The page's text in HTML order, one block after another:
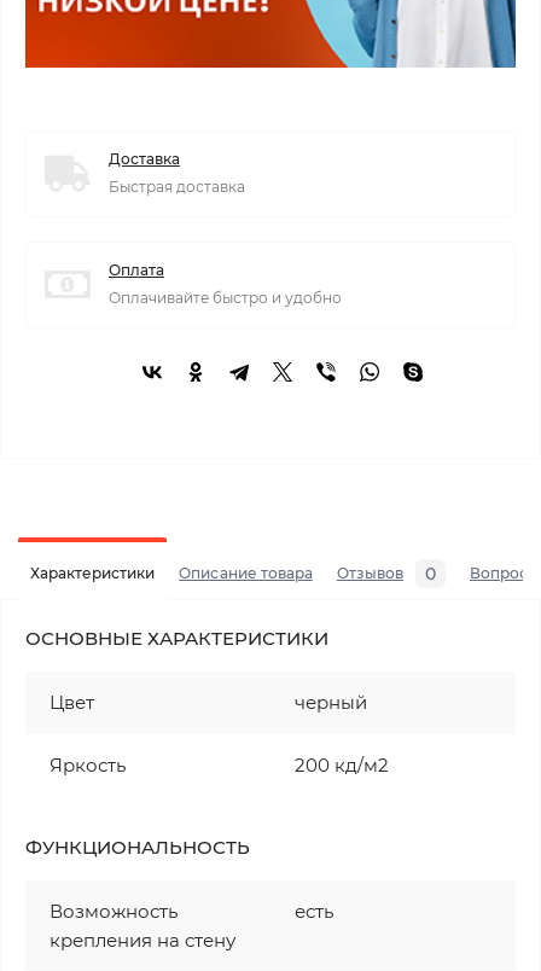
Доставка
Быстрая доставка
Оплата
Оплачивайте быстро и удобно
Характеристики Описание товара Отзывов 0 Вопросы
ОСНОВНЫЕ ХАРАКТЕРИСТИКИ
Цвет черный
Яркость 200 кд/м2
ФУНКЦИОНАЛЬНОСТЬ
Возможность
крепления на стену
есть